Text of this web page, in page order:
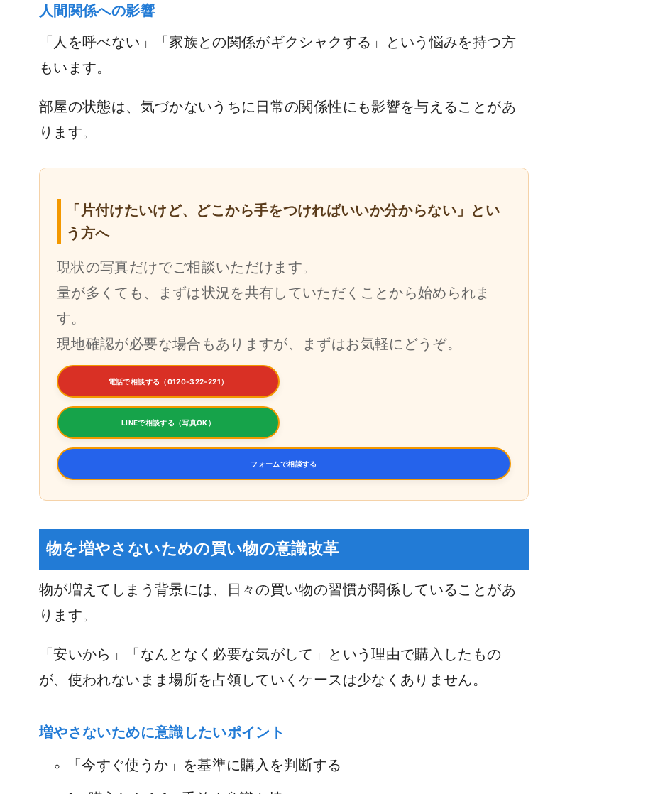
人間関係への影響
「人を呼べない」「家族との関係がギクシャクする」という悩みを持つ方
もいます。
部屋の状態は、気づかないうちに日常の関係性にも影響を与えることがあ
ります。
「片付けたいけど、どこから手をつければいいか分からない」とい
う方へ
現状の写真だけでご相談いただけます。
量が多くても、まずは状況を共有していただくことから始められま
す。
現地確認が必要な場合もありますが、まずはお気軽にどうぞ。
電話で相談する（0120-322-221）
LINEで相談する（写真OK）
フォームで相談する
物を増やさないための買い物の意識改革
物が増えてしまう背景には、日々の買い物の習慣が関係していることがあ
ります。
「安いから」「なんとなく必要な気がして」という理由で購入したもの
が、使われないまま場所を占領していくケースは少なくありません。
増やさないために意識したいポイント
「今すぐ使うか」を基準に購入を判断する